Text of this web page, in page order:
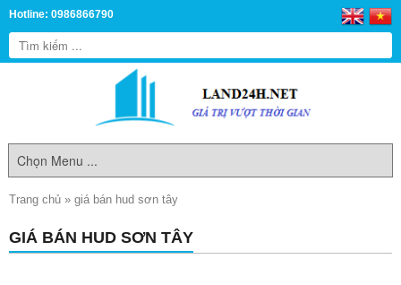
Hotline: 0986866790
Trang chủ » giá bán hud sơn tây
GIÁ BÁN HUD SƠN TÂY